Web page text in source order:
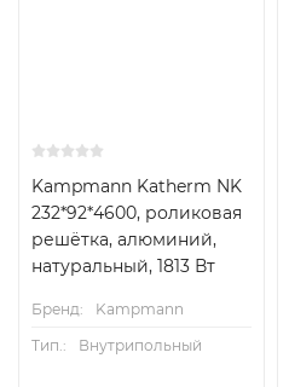
Kampmann Katherm NK
232*92*4600, роликовая
решётка, алюминий,
натуральный, 1813 Вт
Бренд:
Kampmann
Тип.:
Внутрипольный